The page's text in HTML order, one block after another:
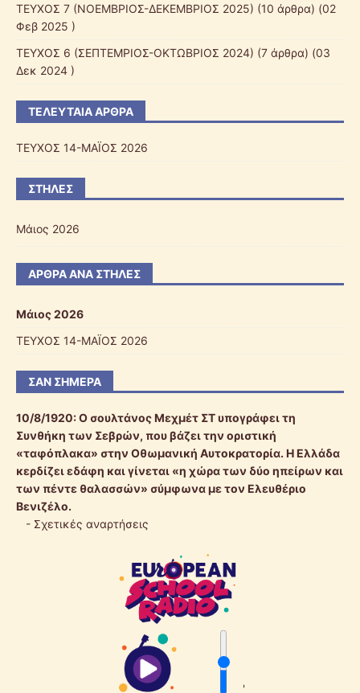
ΤΕΥΧΟΣ 7 (ΝΟΕΜΒΡΙΟΣ-ΔΕΚΕΜΒΡΙΟΣ 2025) (10 άρθρα) (02
Φεβ 2025 )
ΤΕΥΧΟΣ 6 (ΣΕΠΤΕΜΡΙΟΣ-ΟΚΤΩΒΡΙΟΣ 2024) (7 άρθρα) (03
Δεκ 2024 )
ΤΕΛΕΥΤΑΊΑ ΆΡΘΡΑ
ΤΕΥΧΟΣ 14-ΜΑΪΟΣ 2026
ΣΤΉΛΕΣ
Μάιος 2026
ΆΡΘΡΑ ΑΝΆ ΣΤΉΛΕΣ
Μάιος 2026
ΤΕΥΧΟΣ 14-ΜΑΪΟΣ 2026
ΣΑΝ ΣΉΜΕΡΑ
10/8/1920:Ο σουλτάνος Μεχμέτ ΣΤ υπογράφει τη
Συνθήκη των Σεβρών, που βάζει την οριστική
«ταφόπλακα» στην Οθωμανική Αυτοκρατορία. Η Ελλάδα
κερδίζει εδάφη και γίνεται «η χώρα των δύο ηπείρων και
των πέντε θαλασσών» σύμφωνα με τον Ελευθέριο
Βενιζέλο.
- Σχετικές αναρτήσεις
'